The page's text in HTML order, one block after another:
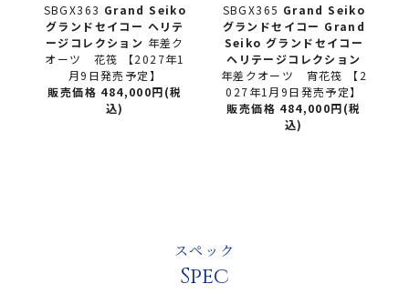
SBGX363 Grand Seiko
グランドセイコー ヘリテ
ージコレクション 年差ク
オーツ 花筏 【2027年1
月9日発売予定】
販売価格 484,000円(税
込)
SBGX365 Grand Seiko
グランドセイコー Grand
Seiko グランドセイコー
ヘリテージコレクション
年差クオーツ 宵花筏 【2
027年1月9日発売予定】
販売価格 484,000円(税
込)
スペック
Spec